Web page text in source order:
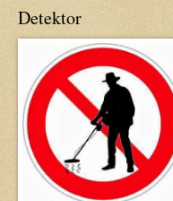
Detektor